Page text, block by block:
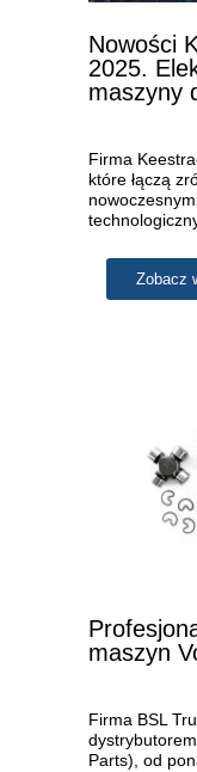
Nowości
2025.
maszyny
Firma
które łączą
Zobacz
maszyn
Firma BSL
Parts), od